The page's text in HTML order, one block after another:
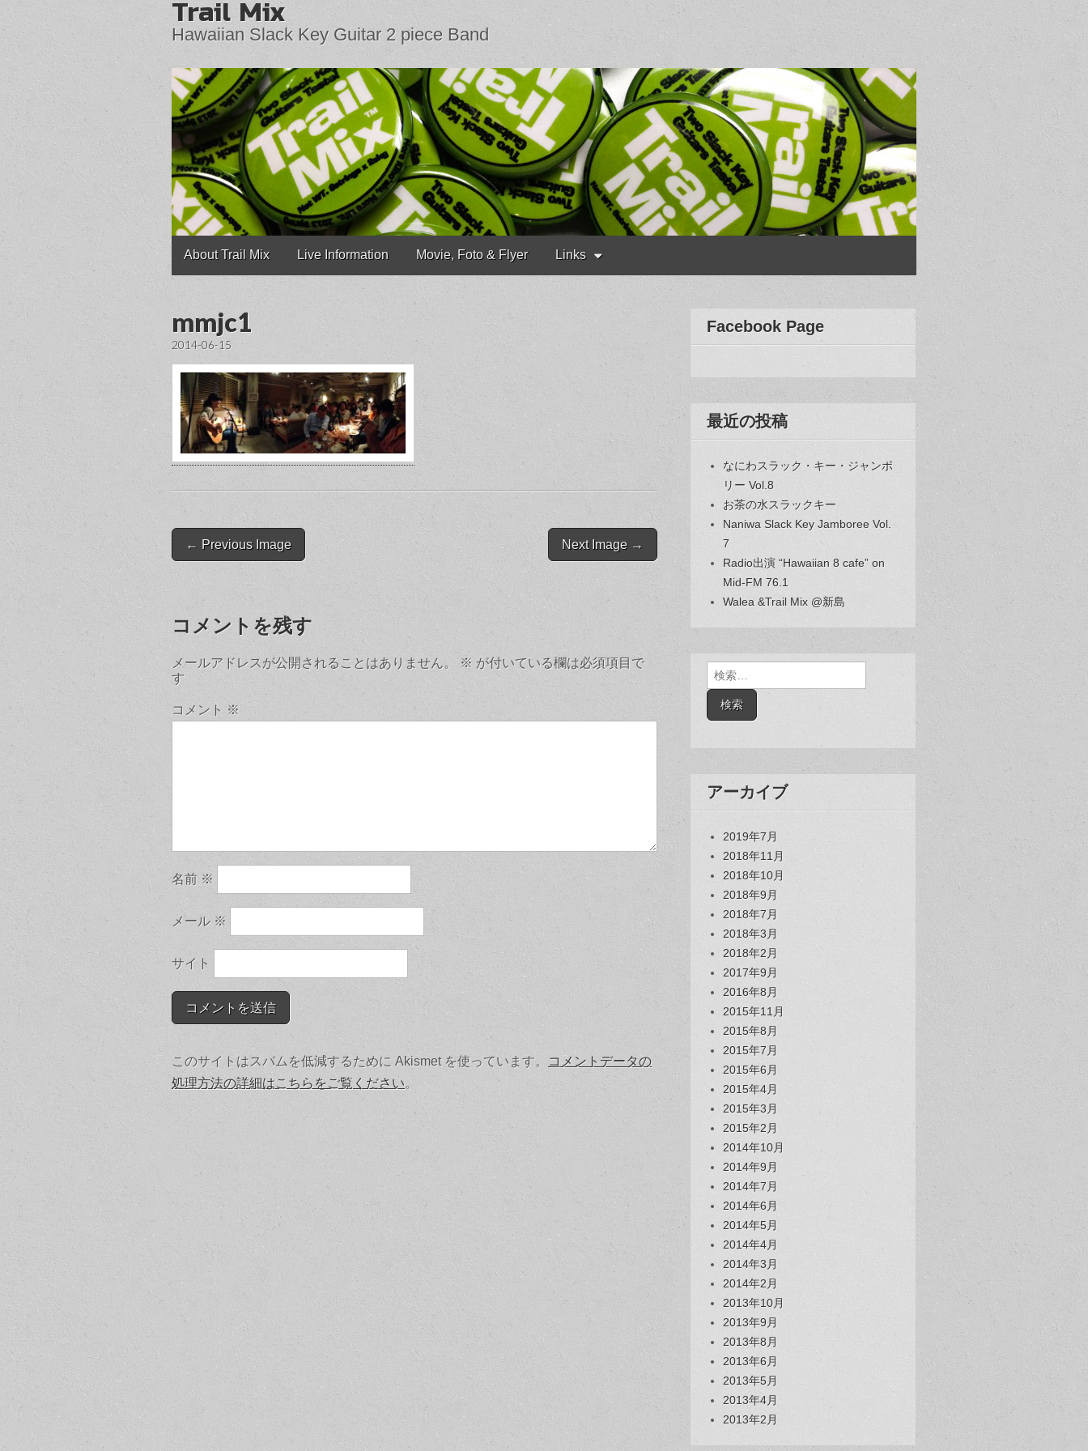
Trail Mix
Hawaiian Slack Key Guitar 2 piece Band
Main
menu
About Trail Mix Live Information Movie, Foto & Flyer Links
mmjc1
2014-06-15
Post
navigation
← Previous Image Next Image →
コメントを残す
メールアドレスが公開されることはありません。 ※ が付いている欄は必須項目で
す
コメント※
名前 ※
メール ※
サイト
このサイトはスパムを低減するために Akismet を使っています。
コメントデータの
処理方法の詳細はこちらをご覧ください。
Facebook Page
最近の投稿
なにわスラック・キー・ジャンボ
リー Vol.8
お茶の水スラックキー
Naniwa Slack Key Jamboree Vol.
7
Radio出演 “Hawaiian 8 cafe” on
Mid-FM 76.1
Walea &Trail Mix @新島
検
索:
アーカイブ
2019年7月
2018年11月
2018年10月
2018年9月
2018年7月
2018年3月
2018年2月
2017年9月
2016年8月
2015年11月
2015年8月
2015年7月
2015年6月
2015年4月
2015年3月
2015年2月
2014年10月
2014年9月
2014年7月
2014年6月
2014年5月
2014年4月
2014年3月
2014年2月
2013年10月
2013年9月
2013年8月
2013年6月
2013年5月
2013年4月
2013年2月